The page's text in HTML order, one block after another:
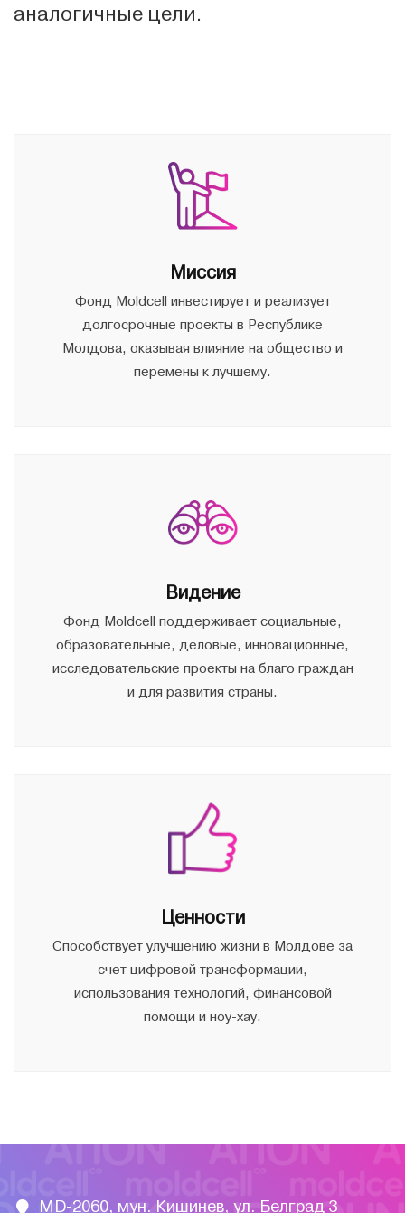
аналогичные цели.
Миссия
Фонд Moldcell инвестирует и реализует
долгосрочные проекты в Республике
Молдова, оказывая влияние на общество и
перемены к лучшему.
Видение
Фонд Moldcell поддерживает социальные,
образовательные, деловые, инновационные,
исследовательские проекты на благо граждан
и для развития страны.
Ценности
Способствует улучшению жизни в Молдове за
счет цифровой трансформации,
использования технологий, финансовой
помощи и ноу-хау.
MD-2060, мун. Кишинев, ул. Белград 3